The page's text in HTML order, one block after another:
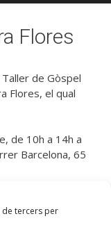
tercers per
Flores
de Gòspel
Flores, el qual
de 10h a 14h a
Barcelona, 65